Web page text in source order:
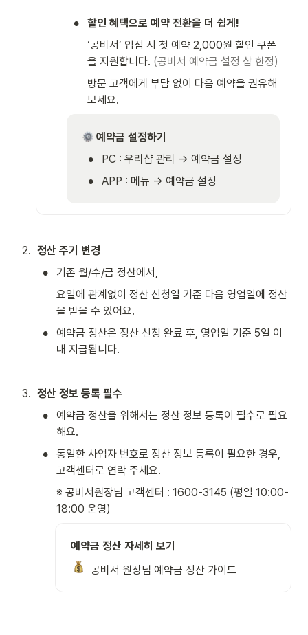
•
할인 혜택으로 예약 전환을 더 쉽게!
‘공비서’ 입점 시 첫 예약 2,000원 할인 쿠폰
을 지원합니다. (공비서 예약금 설정 샵 한정)
방문 고객에게 부담 없이 다음 예약을 권유해
보세요.
예약금 설정하기
• PC : 우리샵 관리 → 예약금 설정
• APP : 메뉴 → 예약금 설정
2. 정산 주기 변경
•
기존 월/수/금 정산에서,
요일에 관계없이 정산 신청일 기준 다음 영업일에 정산
을 받을 수 있어요.
•
예약금 정산은 정산 신청 완료 후, 영업일 기준 5일 이
내 지급됩니다.
3. 정산 정보 등록 필수
•
예약금 정산을 위해서는 정산 정보 등록이 필수로 필요
해요.
•
동일한 사업자 번호로 정산 정보 등록이 필요한 경우,
고객센터로 연락 주세요.
※ 공비서원장님 고객센터 : 1600-3145 (평일 10:00-
18:00 운영)
예약금 정산 자세히 보기
공비서 원장님 예약금 정산 가이드